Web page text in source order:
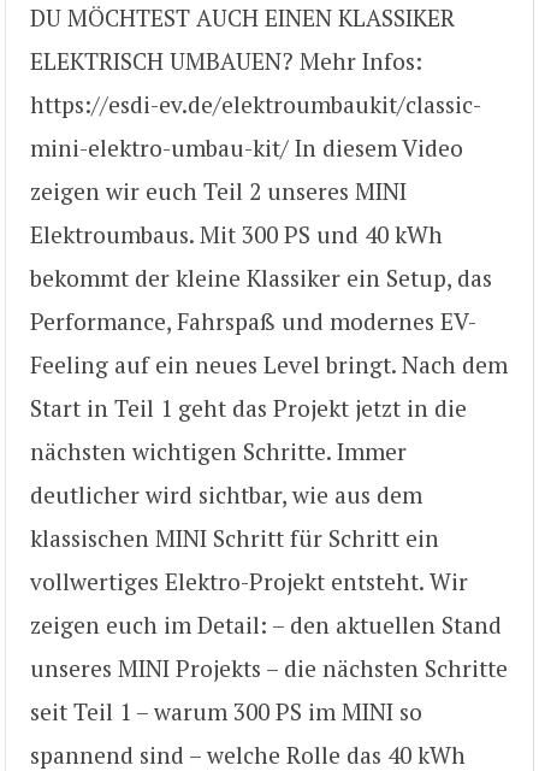
DU MÖCHTEST AUCH EINEN KLASSIKER
ELEKTRISCH UMBAUEN? Mehr Infos:
https://esdi-ev.de/elektroumbaukit/classic-
mini-elektro-umbau-kit/ In diesem Video
zeigen wir euch Teil 2 unseres MINI
Elektroumbaus. Mit 300 PS und 40 kWh
bekommt der kleine Klassiker ein Setup, das
Performance, Fahrspaß und modernes EV-
Feeling auf ein neues Level bringt. Nach dem
Start in Teil 1 geht das Projekt jetzt in die
nächsten wichtigen Schritte. Immer
deutlicher wird sichtbar, wie aus dem
klassischen MINI Schritt für Schritt ein
vollwertiges Elektro-Projekt entsteht. Wir
zeigen euch im Detail: – den aktuellen Stand
unseres MINI Projekts – die nächsten Schritte
seit Teil 1 – warum 300 PS im MINI so
spannend sind – welche Rolle das 40 kWh